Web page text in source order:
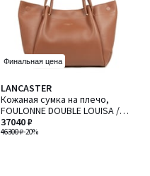
Финальная цена
LANCASTER
Кожаная сумка на плечо,
FOULONNE DOUBLE LOUISA /
ФУЛОНН ДАБЛ ЛУИЗА
46300 ₽-20%
37040 ₽